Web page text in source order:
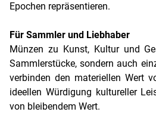
Epochen repräsentieren.
Für Sammler und Liebhaber
Münzen zu Kunst, Kultur und
Sammlerstücke, sondern auch
verbinden den materiellen Wert
ideellen Würdigung kultureller
von bleibendem Wert.